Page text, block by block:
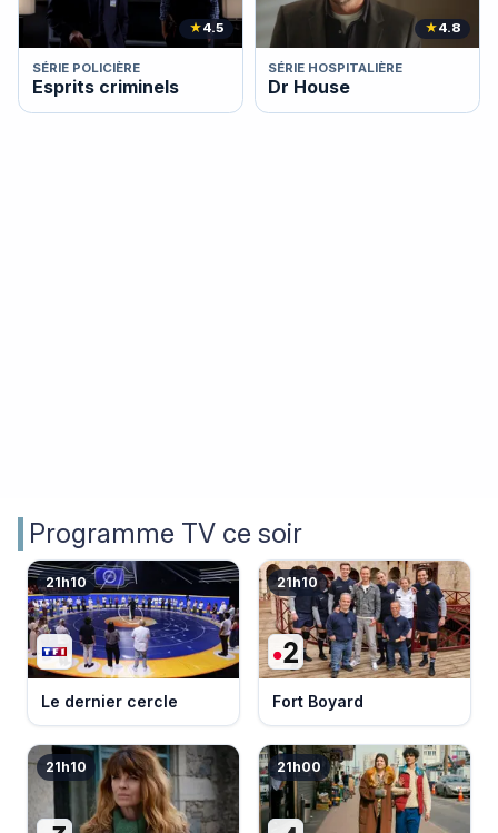
★4.5
SÉRIE POLICIÈRE
Esprits criminels
★4.8
SÉRIE HOSPITALIÈRE
Dr House
Programme TV ce soir
21h10
Le dernier cercle
21h10
Fort Boyard
21h10 21h00